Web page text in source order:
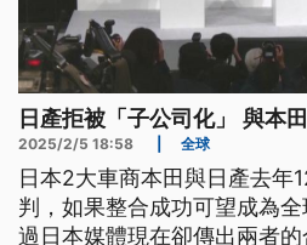
日產拒被「子公司化」 與本
2025/2/5 18:58 全球
日本2大車商本田與日產去年
判，如果整合成功可望成為
過日本媒體現在卻傳出兩者